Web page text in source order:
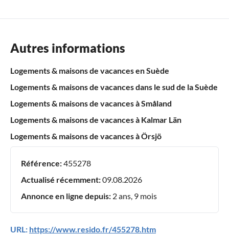
Autres informations
Logements & maisons de vacances en Suède
Logements & maisons de vacances dans le sud de la Suède
Logements & maisons de vacances à Småland
Logements & maisons de vacances à Kalmar Län
Logements & maisons de vacances à Örsjö
Référence:455278
Actualisé récemment:09.08.2026
Annonce en ligne depuis: 2 ans, 9 mois
URL: https://www.resido.fr/455278.htm